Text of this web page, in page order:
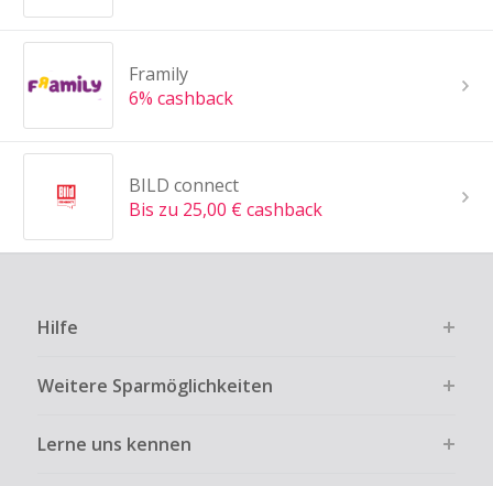
Framily
6% cashback
BILD connect
Bis zu 25,00 € cashback
Hilfe
Weitere Sparmöglichkeiten
Lerne uns kennen